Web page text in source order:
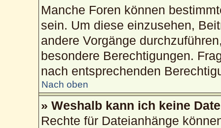
Manche Foren können
sein. Um diese einzusehen,
andere Vorgänge
besondere Berechtigungen.
nach entsprechenden
Nach oben
» Weshalb kann ich keine
Rechte für Dateianhänge